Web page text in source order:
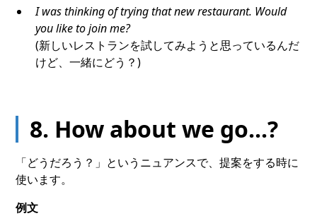
I was thinking of trying that new restaurant. Would
you like to join me?
(新しいレストランを試してみようと思っているんだ
けど、一緒にどう？)
8. How about we go...?
「どうだろう？」というニュアンスで、提案をする時に
使います。
例文